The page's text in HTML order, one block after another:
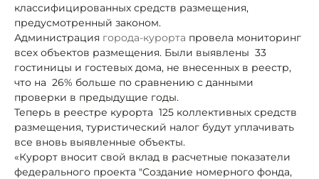
классифицированных средств размещения,
предусмотренный законом.
Администрация города-курорта провела мониторинг
всех объектов размещения. Были выявлены 33
гостиницы и гостевых дома, не внесенных в реестр,
что на 26% больше по сравнению с данными
проверки в предыдущие годы.
Теперь в реестре курорта 125 коллективных средств
размещения, туристический налог будут уплачивать
все вновь выявленные объекты.
«Курорт вносит свой вклад в расчетные показатели
федерального проекта "Создание номерного фонда,